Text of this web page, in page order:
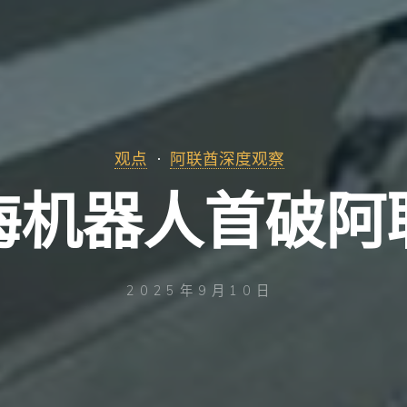
观点 阿联酋深度观察
器人首破
2025年9月10日